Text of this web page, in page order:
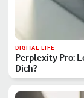
DIGITAL LIFE
Perplexity Pro:
Dich?